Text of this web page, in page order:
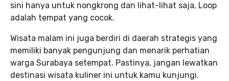
sini hanya untuk nongkrong dan lihat-lihat saja, Loop
adalah tempat yang cocok.
Wisata malam ini juga berdiri di daerah strategis yang
memiliki banyak pengunjung dan menarik perhatian
warga Surabaya setempat. Pastinya, jangan lewatkan
destinasi wisata kuliner ini untuk kamu kunjungi.